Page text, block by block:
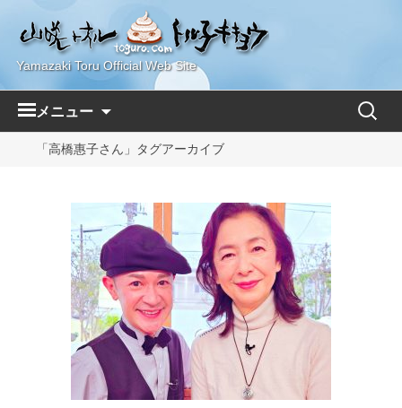
Yamazaki Toru Official Web Site
メニュー
テ
へ
ス
キ
ッ
プ
検
「高橋惠子さん」タグアーカイブ